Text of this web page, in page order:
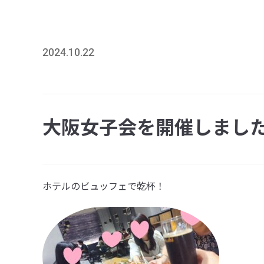
2024.10.22
大阪女子会を開催しまし
ホテルのビュッフェで乾杯！